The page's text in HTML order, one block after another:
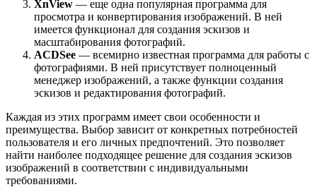
XnView — еще одна популярная программа для
просмотра и конвертирования изображений. В ней
имеется функционал для создания эскизов и
масштабирования фотографий.
ACDSee — всемирно известная программа для работы с
фотографиями. В ней присутствует полноценный
менеджер изображений, а также функции создания
эскизов и редактирования фотографий.
Каждая из этих программ имеет свои особенности и
преимущества. Выбор зависит от конкретных потребностей
пользователя и его личных предпочтений. Это позволяет
найти наиболее подходящее решение для создания эскизов
изображений в соответствии с индивидуальными
требованиями.